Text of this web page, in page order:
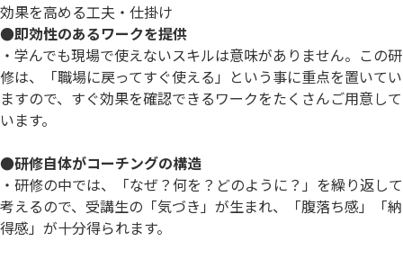
効果を高める工夫・仕掛け
●即効性のあるワークを提供
・学んでも現場で使えないスキルは意味がありません。この研
修は、「職場に戻ってすぐ使える」という事に重点を置いてい
ますので、すぐ効果を確認できるワークをたくさんご用意して
います。
●研修自体がコーチングの構造
・研修の中では、「なぜ？何を？どのように？」を繰り返して
考えるので、受講生の「気づき」が生まれ、「腹落ち感」「納
得感」が十分得られます。